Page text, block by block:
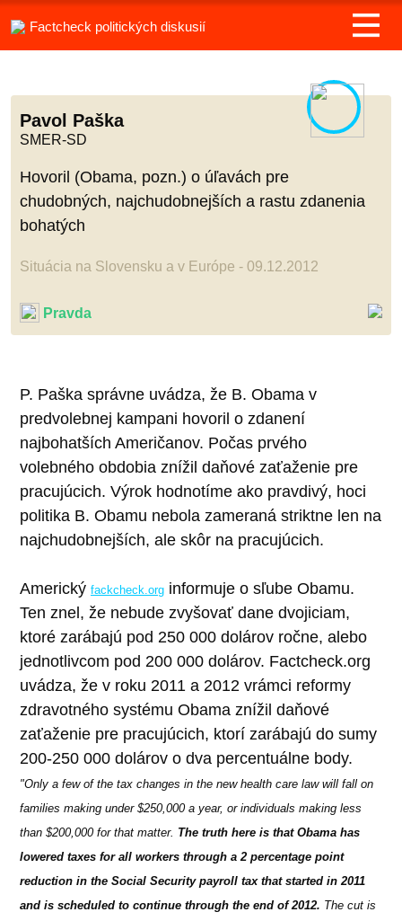
Factcheck politických diskusií
Pavol Paška
SMER-SD
Hovoril (Obama, pozn.) o úľavách pre
chudobných, najchudobnejších a rastu zdanenia
bohatých
Situácia na Slovensku a v Európe - 09.12.2012
Pravda
P. Paška správne uvádza, že B. Obama v
predvolebnej kampani hovoril o zdanení
najbohatších Američanov. Počas prvého
volebného obdobia znížil daňové zaťaženie pre
pracujúcich. Výrok hodnotíme ako pravdivý, hoci
politika B. Obamu nebola zameraná striktne len na
najchudobnejších, ale skôr na pracujúcich.
Americký fackcheck.org informuje o sľube Obamu.
Ten znel, že nebude zvyšovať dane dvojiciam,
ktoré zarábajú pod 250 000 dolárov ročne, alebo
jednotlivcom pod 200 000 dolárov. Factcheck.org
uvádza, že v roku 2011 a 2012 vrámci reformy
zdravotného systému Obama znížil daňové
zaťaženie pre pracujúcich, ktorí zarábajú do sumy
200-250 000 dolárov o dva percentuálne body.
"Only a few of the tax changes in the new health care law will fall on
families making under $250,000 a year, or individuals making less
than $200,000 for that matter. The truth here is that Obama has
lowered taxes for all workers through a 2 percentage point
reduction in the Social Security payroll tax that started in 2011
and is scheduled to continue through the end of 2012. The cut is